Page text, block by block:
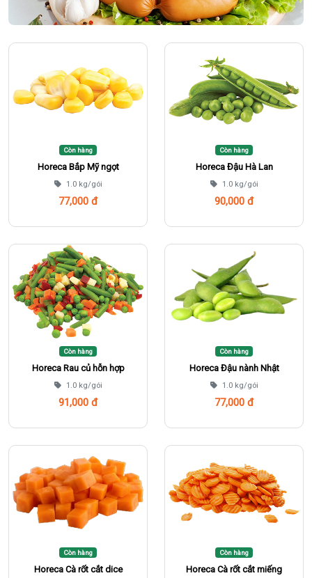
Còn hàng
Horeca Bắp Mỹ ngọt
1.0 kg/gói
77,000 đ
Thêm vào giỏ
Còn hàng
Horeca Đậu Hà Lan
1.0 kg/gói
90,000 đ
Thêm vào giỏ
Còn hàng
Horeca Rau củ hỗn hợp
1.0 kg/gói
91,000 đ
Thêm vào giỏ
Còn hàng
Horeca Đậu nành Nhật
1.0 kg/gói
77,000 đ
Thêm vào giỏ
Còn hàng
Horeca Cà rốt cắt dice
Còn hàng
Horeca Cà rốt cắt miếng